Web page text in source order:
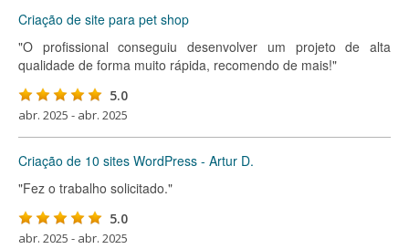
Criação de site para pet shop
"O profissional conseguiu desenvolver um projeto de alta
qualidade de forma muito rápida, recomendo de mais!"
5.0
abr. 2025 - abr. 2025
Criação de 10 sites WordPress - Artur D.
"Fez o trabalho solicitado."
5.0
abr. 2025 - abr. 2025